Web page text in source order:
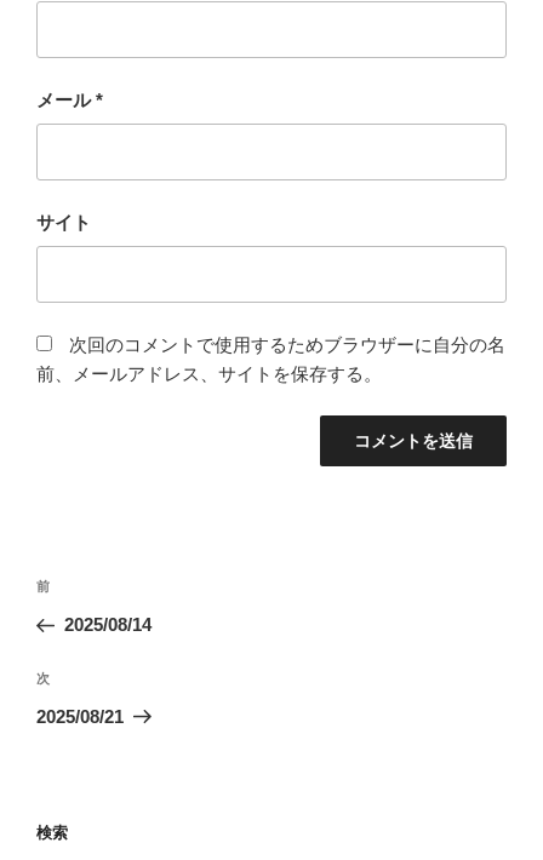
メール*
サイト
次回のコメントで使用するためブラウザーに自分の名
前、メールアドレス、サイトを保存する。
投
ナ
ビ
ゲ
ン
過
去
投
前
2025/08/14
次
の
次
2025/08/21
検索